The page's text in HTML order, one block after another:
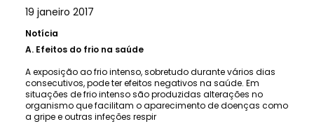
19 janeiro 2017
Notícia
A. Efeitos do frio na saúde
A exposição ao frio intenso, sobretudo durante vários dias
consecutivos, pode ter efeitos negativos na saúde. Em
situações de frio intenso são produzidas alterações no
organismo que facilitam o aparecimento de doenças como
a gripe e outras infeções respir